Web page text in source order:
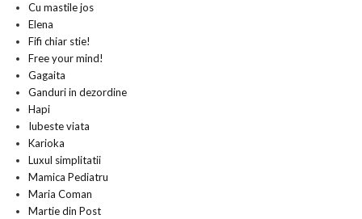
Cu mastile jos
Elena
Fifi chiar stie!
Free your mind!
Gagaita
Ganduri in dezordine
Hapi
Iubeste viata
Karioka
Luxul simplitatii
Mamica Pediatru
Maria Coman
Martie din Post